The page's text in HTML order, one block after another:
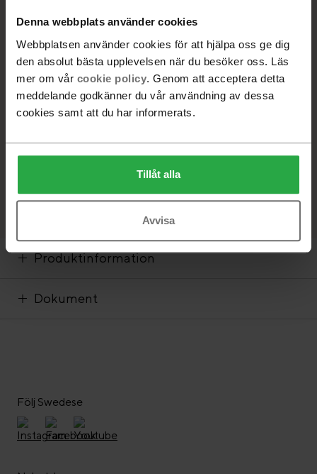
Denna webbplats använder cookies
Webbplatsen använder cookies för att hjälpa oss ge dig
den absolut bästa upplevelsen när du besöker oss. Läs
mer om vår cookie policy. Genom att acceptera detta
meddelande godkänner du vår användning av dessa
cookies samt att du har informerats.
Tillåt alla
Avvisa
Beställningsvara. Leveranstid 6-8 veckor
-
Produktinformation
Dokument
Följ Swedese